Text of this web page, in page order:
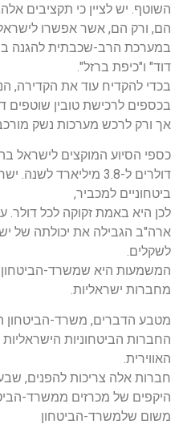
השוטף. יש לציין כי תקציבים
הם, ורק הם, אשר אפשרו
דוד" ו"כיפת ברזל".
בכדי להקדיח עוד את הקדירה,
בכספים לרכישת טובין שוטפים
אך ורק לרכש מערכות נשק
דולרים ל-3.8 מיליארד
ביטחוניים למכביר,
לכן היא באמת זקוקה לכל דולר.
ארה"ב הגבילה את יכולתה של
לשקלים.
המשמעות היא שמשרד-הביטחון
מחברות ישראליות.
מטבע הדברים, משרד-הביטחון
החברות הביטחוניות
האווירית.
חברות אלה צריכות להפנים,
היקפים של מכרזים ממשרד-
משום שלמשרד-הביטחון